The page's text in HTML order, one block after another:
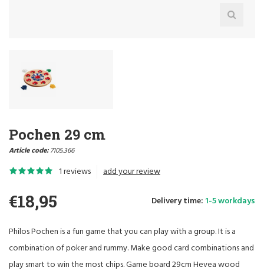
Pochen 29 cm
Article code:7105.366
1 reviews add your review
€18,95 Delivery time: 1-5 workdays
Philos Pochen is a fun game that you can play with a group. It is a
combination of poker and rummy. Make good card combinations and
play smart to win the most chips. Game board 29cm Hevea wood